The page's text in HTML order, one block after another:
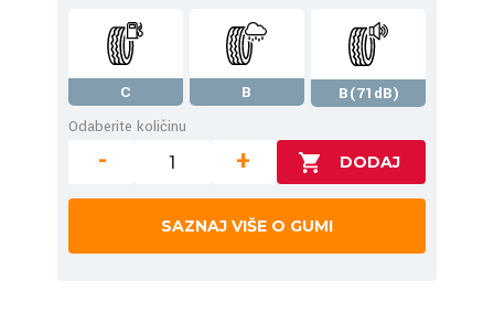
C B
B(71dB)
Odaberite količinu
- +
SAZNAJ VIŠE O GUMI